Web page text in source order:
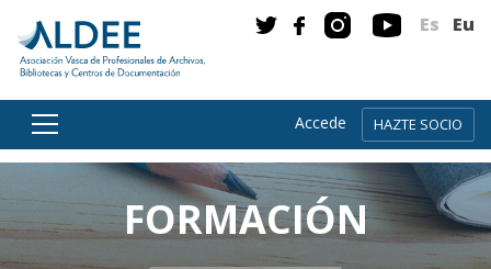
Ir directamente al contenido
Es Eu
Accede HAZTE SOCIO
FORMACIÓN